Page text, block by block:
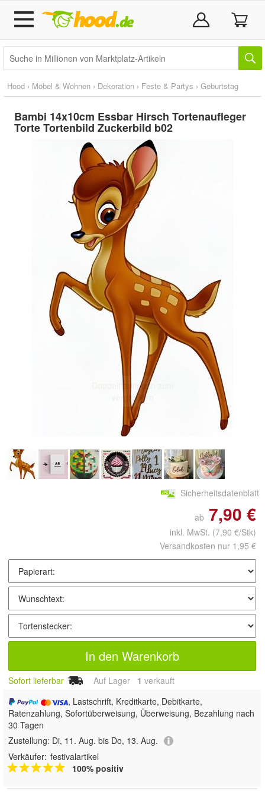
Hood › Möbel & Wohnen › Dekoration › Feste & Partys › Geburtstag
Bambi 14x10cm Essbar Hirsch Tortenaufleger
Torte Tortenbild Zuckerbild b02
Doppelt antippen zum
vergrößern
Sicherheitsdatenblatt
ab 7,90 €
inkl. MwSt. (7,90 €/Stk)
Versandkosten nur 1,95 €
In den Warenkorb
Sofort lieferbar Auf Lager 1 verkauft
, Lastschrift, Kreditkarte, Debitkarte,
Ratenzahlung, Sofortüberweisung, Überweisung, Bezahlung nach
30 Tagen
Zustellung: Di, 11. Aug. bis Do, 13. Aug.
Verkäufer: festivalartikel
100% positiv